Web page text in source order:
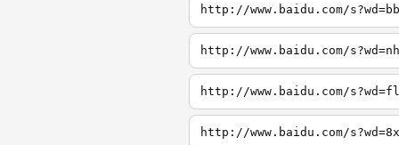
http://www.baidu.com/
http://www.baidu.com/
http://www.baidu.com/
http://www.baidu.com/